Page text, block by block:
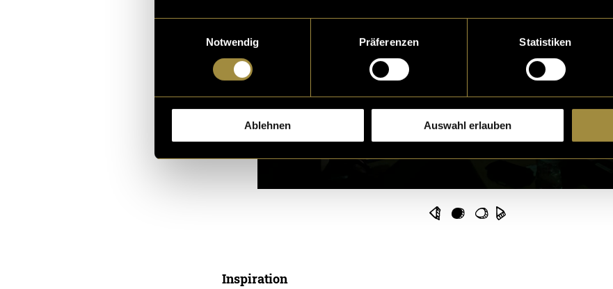
Notwendig
Präferenzen Statistiken
Ablehnen Auswahl erlauben
Inspiration